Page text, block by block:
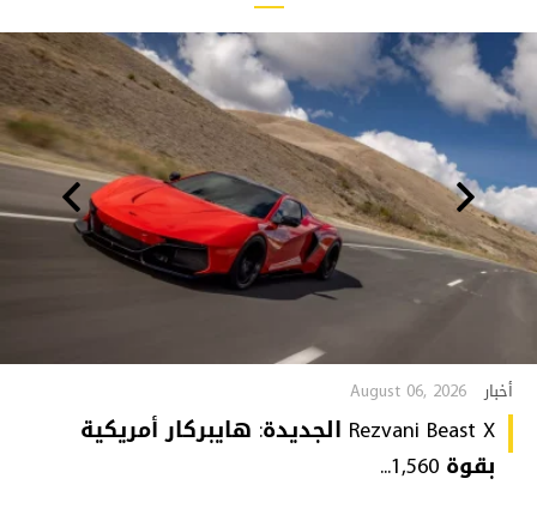
أخبار August 06, 2026
Rezvani Beast X الجديدة: هايبركار أمريكية
بقوة 1,560...